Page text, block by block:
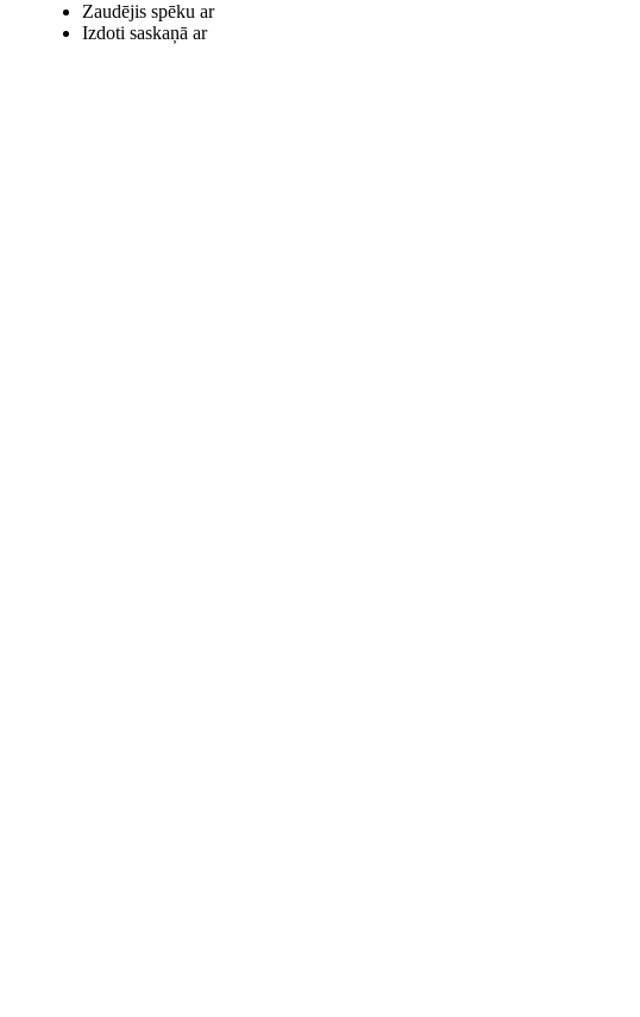
Zaudējis spēku ar
Izdoti saskaņā ar